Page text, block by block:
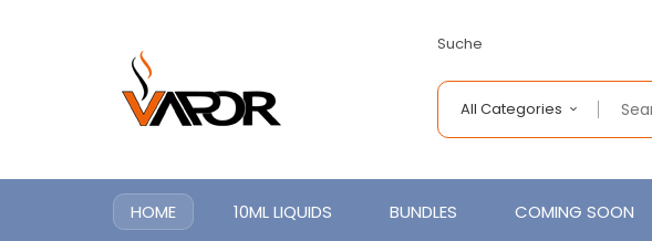
Suche
All Categories
HOME 10ML LIQUIDS BUNDLES COMING SOON